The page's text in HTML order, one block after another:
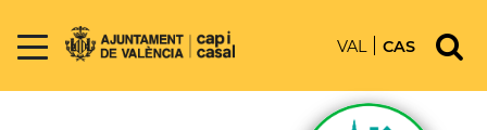
VAL CAS